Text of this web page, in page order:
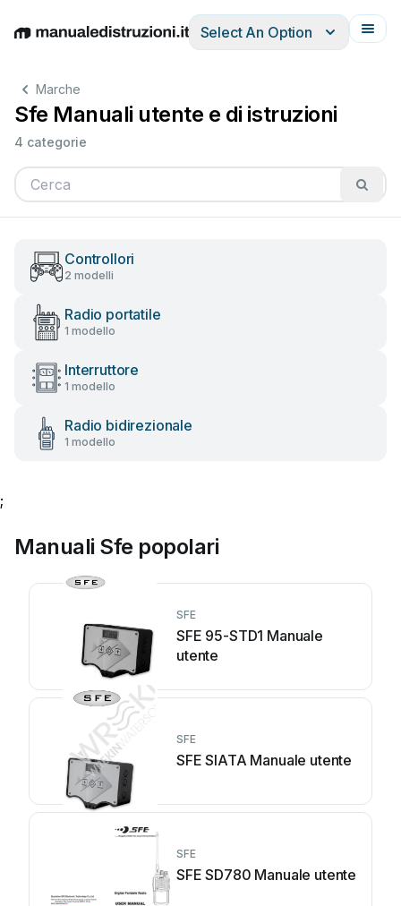
EnglishDeutschEspañolItalianoFrançais
Select An Option
Marche
Sfe Manuali utente e di istruzioni
4 categorie
Controllori
2 modelli
Radio portatile
1 modello
Interruttore
1 modello
Radio bidirezionale
1 modello
;
Manuali Sfe popolari
SFE
SFE 95-STD1 Manuale
utente
SFE
SFE SIATA Manuale utente
SFE
SFE SD780 Manuale utente